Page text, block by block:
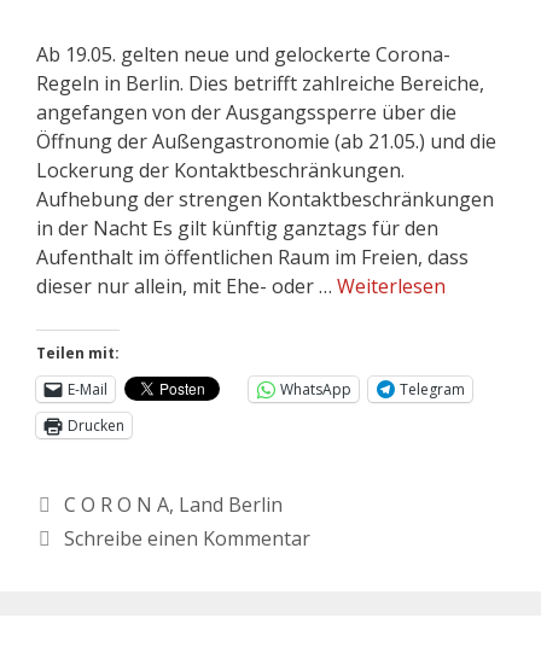
Ab 19.05. gelten neue und gelockerte Corona-
Regeln in Berlin. Dies betrifft zahlreiche Bereiche,
angefangen von der Ausgangssperre über die
Öffnung der Außengastronomie (ab 21.05.) und die
Lockerung der Kontaktbeschränkungen.
Aufhebung der strengen Kontaktbeschränkungen
in der Nacht Es gilt künftig ganztags für den
Aufenthalt im öffentlichen Raum im Freien, dass
dieser nur allein, mit Ehe- oder … Weiterlesen
Teilen mit:
E-Mail
WhatsApp
Telegram
Drucken
C O R O N A, Land Berlin
Schreibe einen Kommentar